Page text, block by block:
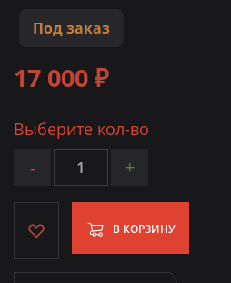
Под заказ
17 000 ₽
Выберите кол-во
- +
В КОРЗИНУ